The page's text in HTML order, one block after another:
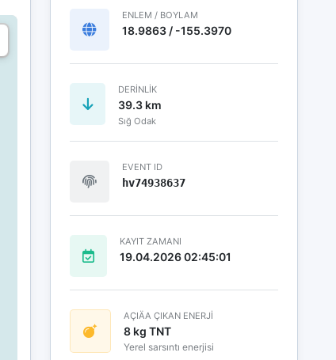
ENLEM / BOYLAM
18.9863 / -155.3970
DERINLIK
39.3 km
Sığ Odak
EVENT ID
hv74938637
KAYIT ZAMANI
19.04.2026 02:45:01
AÇIÄA ÇIKAN ENERJİ
8 kg TNT
Yerel sarsıntı enerjisi